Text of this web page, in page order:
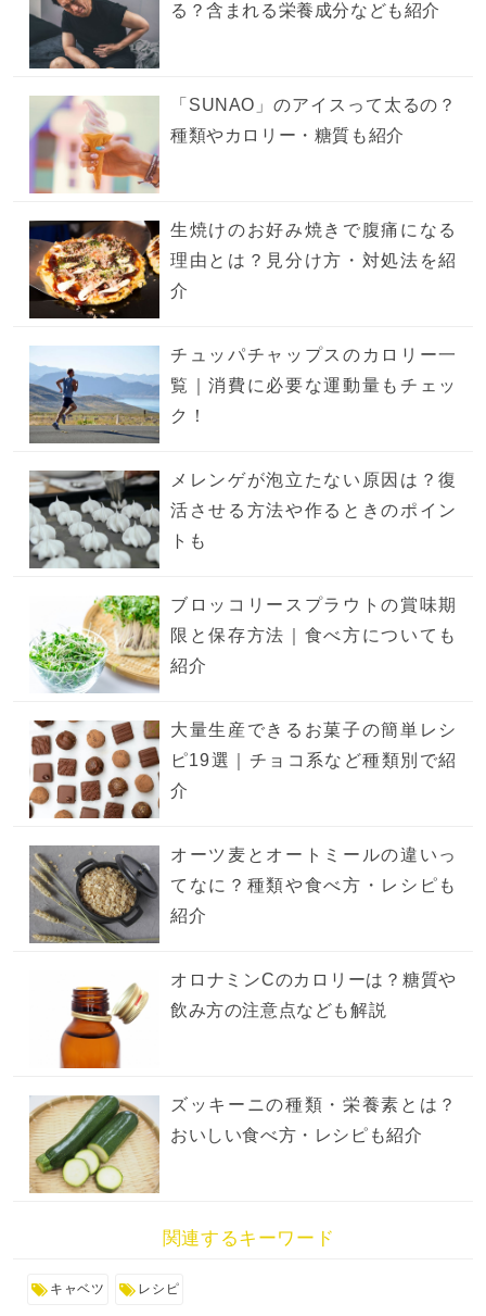
る？含まれる栄養成分なども紹介
「SUNAO」のアイスって太るの？
種類やカロリー・糖質も紹介
生焼けのお好み焼きで腹痛になる
理由とは？見分け方・対処法を紹
介
チュッパチャップスのカロリー一
覧｜消費に必要な運動量もチェッ
ク！
メレンゲが泡立たない原因は？復
活させる方法や作るときのポイン
トも
ブロッコリースプラウトの賞味期
限と保存方法｜食べ方についても
紹介
大量生産できるお菓子の簡単レシ
ピ19選｜チョコ系など種類別で紹
介
オーツ麦とオートミールの違いっ
てなに？種類や食べ方・レシピも
紹介
オロナミンCのカロリーは？糖質や
飲み方の注意点なども解説
ズッキーニの種類・栄養素とは？
おいしい食べ方・レシピも紹介
関連するキーワード
キャベツ レシピ